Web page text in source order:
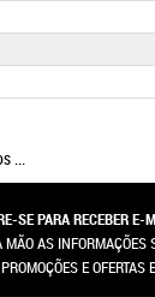
...
SE PARA RECEBER E-
AS INFORMAÇÕES
PROMOÇÕES E OFERTAS